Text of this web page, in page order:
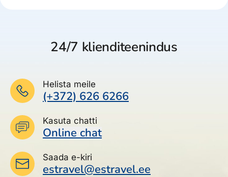
24/7 klienditeenindus
Helista meile
(+372) 626 6266
Kasuta chatti
Online chat
Saada e-kiri
estravel@estravel.ee